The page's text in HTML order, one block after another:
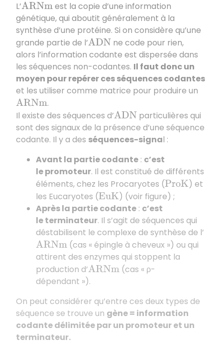
L’ARNm
est la copie d’une information
génétique, qui aboutit généralement à la
synthèse d’une protéine. Si on considère qu’une
grande partie de l’ADN
ne code pour rien,
alors l’information codante est dispersée dans
les séquences non-codantes. Il faut donc un
moyen pour repérer ces séquences codantes
et les utiliser comme matrice pour produire un
ARNm
.
Il existe des séquences d’ADN
particulières qui
sont des signaux de la présence d’une séquence
codante. Il y a des séquences-signal :
Avant la partie codante : c’est
le promoteur. Il est constitué de différents
éléments, chez les Procaryotes (ProK ) et
les Eucaryotes (EuK
) (voir figure) ;
Après la partie codante : c’est
le terminateur. Il s’agit de séquences qui
déstabilisent le complexe de synthèse de l’
ARNm
(cas « épingle à cheveux ») ou qui
attirent des enzymes qui stoppent la
production d’ARNm
(cas « ρ-
dépendant »).
On peut considérer qu’entre ces deux types de
séquence se trouve un gène = information
codante délimitée par un promoteur et un
terminateur.